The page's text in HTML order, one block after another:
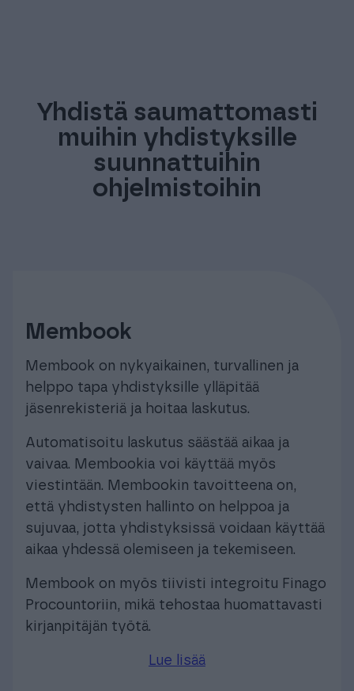
Yhdistä saumattomasti
muihin yhdistyksille
suunnattuihin
ohjelmistoihin
Membook
Membook on nykyaikainen, turvallinen ja
helppo tapa yhdistyksille ylläpitää
jäsenrekisteriä ja hoitaa laskutus.
Automatisoitu laskutus säästää aikaa ja
vaivaa. Membookia voi käyttää myös
viestintään. Membookin tavoitteena on,
että yhdistysten hallinto on helppoa ja
sujuvaa, jotta yhdistyksissä voidaan käyttää
aikaa yhdessä olemiseen ja tekemiseen.
Membook on myös tiivisti integroitu Finago
Procountoriin, mikä tehostaa huomattavasti
kirjanpitäjän työtä.
Lue lisää